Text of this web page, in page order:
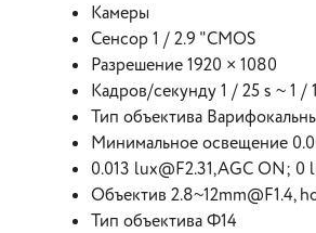
Камеры
Сенсор 1 / 2.9 "CMOS
Разрешение 1920 × 1080
Кадров/секунду 1 / 25 s ~ 1 /
Тип объектива
Минимальное освещение
0.013 lux@F2.31,AGC ON; 0
Объектив 2.8~12mm@F1.4,
Тип объектива Ф14